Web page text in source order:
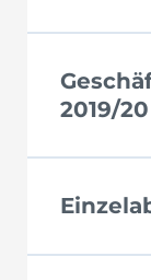
2019/20